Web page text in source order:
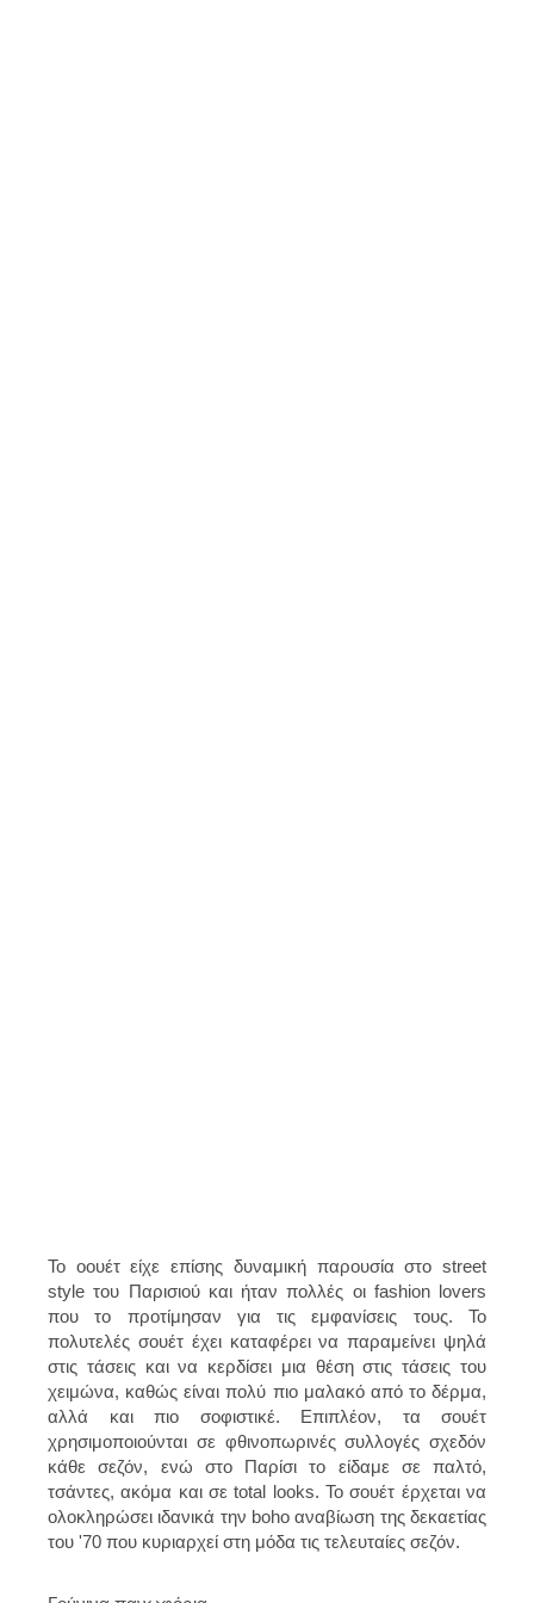
Το οουέτ είχε επίσης δυναμική παρουσία στο street
style του Παρισιού και ήταν πολλές οι fashion lovers
που το προτίμησαν για τις εμφανίσεις τους. Το
πολυτελές σουέτ έχει καταφέρει να παραμείνει ψηλά
στις τάσεις και να κερδίσει μια θέση στις τάσεις του
χειμώνα, καθώς είναι πολύ πιο μαλακό από το δέρμα,
αλλά και πιο σοφιστικέ. Επιπλέον, τα σουέτ
χρησιμοποιούνται σε φθινοπωρινές συλλογές σχεδόν
κάθε σεζόν, ενώ στο Παρίσι το είδαμε σε παλτό,
τσάντες, ακόμα και σε total looks. Το σουέτ έρχεται να
ολοκληρώσει ιδανικά την boho αναβίωση της δεκαετίας
του '70 που κυριαρχεί στη μόδα τις τελευταίες σεζόν.